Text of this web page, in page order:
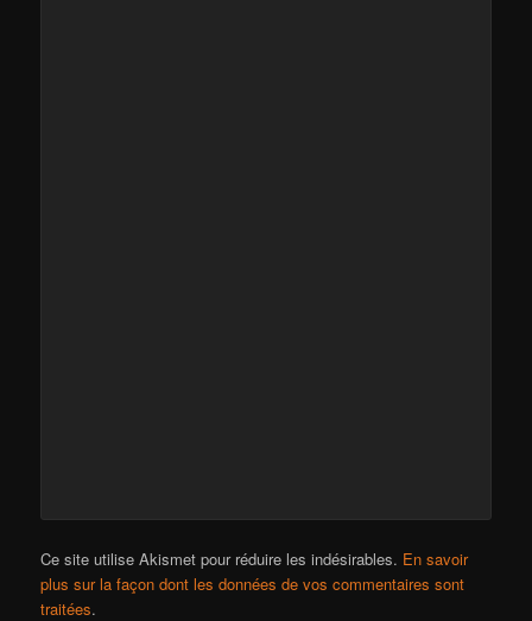
Ce site utilise Akismet pour réduire les indésirables. En savoir
plus sur la façon dont les données de vos commentaires sont
traitées.